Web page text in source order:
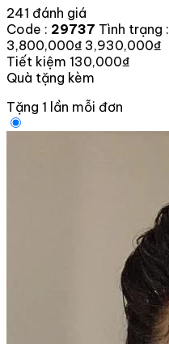
241 đánh giá
Code : 29737 Tình trạng :
3,800,000₫ 3,930,000₫
Tiết kiệm 130,000₫
Quà tặng kèm
Tặng 1 lần mỗi đơn